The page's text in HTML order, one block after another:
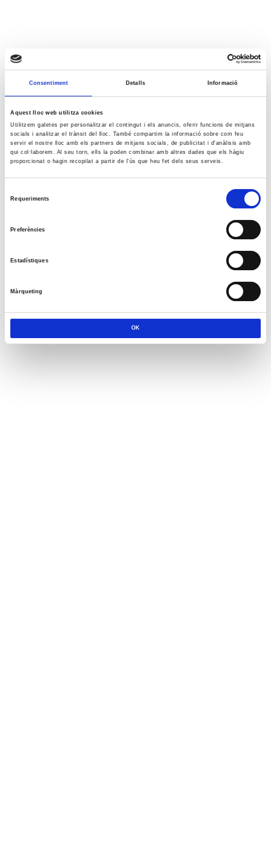
Consentiment Detalls Informació
Aquest lloc web utilitza cookies
Utilitzem galetes per personalitzar el contingut i els anuncis, oferir funcions de mitjans
socials i analitzar el trànsit del lloc. També compartim la informació sobre com feu
servir el nostre lloc amb els partners de mitjans socials, de publicitat i d'anàlisis amb
qui col·laborem. Al seu torn, ells la poden combinar amb altres dades que els hàgiu
proporcionat o hagin recopilat a partir de l'ús que heu fet dels seus serveis.
Requeriments
Preferències
Estadístiques
Màrqueting
OK